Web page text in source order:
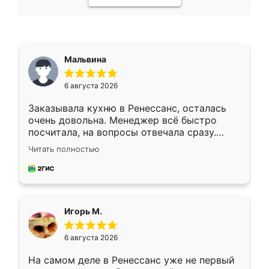
Мальвина
6 августа 2026
Заказывала кухню в Ренессанс, осталась
очень довольна. Менеджер всё быстро
посчитала, на вопросы отвечала сразу.
Замерщик приехал в субботу, подошёл к
делу со всей ответственностью. Собрали
за день, ребята работали аккуратно, даже
Читать полностью
Игорь М.
6 августа 2026
На самом деле в Ренессанс уже не первый